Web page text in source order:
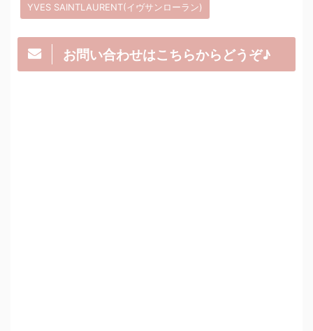
YVES SAINTLAURENT(イヴサンローラン)
お問い合わせはこちらからどうぞ♪